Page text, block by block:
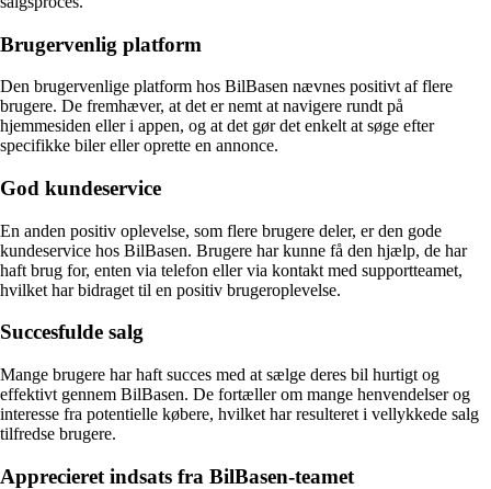
Brugervenlig platform
Den brugervenlige platform hos BilBasen nævnes positivt af flere
brugere. De fremhæver, at det er nemt at navigere rundt på
hjemmesiden eller i appen, og at det gør det enkelt at søge efter
specifikke biler eller oprette en annonce.
God kundeservice
En anden positiv oplevelse, som flere brugere deler, er den gode
kundeservice hos BilBasen. Brugere har kunne få den hjælp, de har
haft brug for, enten via telefon eller via kontakt med supportteamet,
hvilket har bidraget til en positiv brugeroplevelse.
Succesfulde salg
Mange brugere har haft succes med at sælge deres bil hurtigt og
effektivt gennem BilBasen. De fortæller om mange henvendelser og
interesse fra potentielle købere, hvilket har resulteret i vellykkede salg
tilfredse brugere.
Apprecieret indsats fra BilBasen-teamet